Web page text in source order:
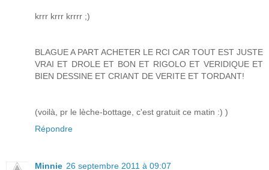
krrr krrr krrrr ;)
BLAGUE A PART ACHETER LE RCI CAR TOUT EST JUSTE
VRAI ET DROLE ET BON ET RIGOLO ET VERIDIQUE ET
BIEN DESSINE ET CRIANT DE VERITE ET TORDANT!
(voilà, pr le lèche-bottage, c'est gratuit ce matin :) )
Répondre
Minnie 26 septembre 2011 à 09:07